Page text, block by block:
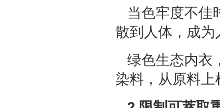
当色牢度不佳
散到人体，成
绿色生态内衣
染料，从原料